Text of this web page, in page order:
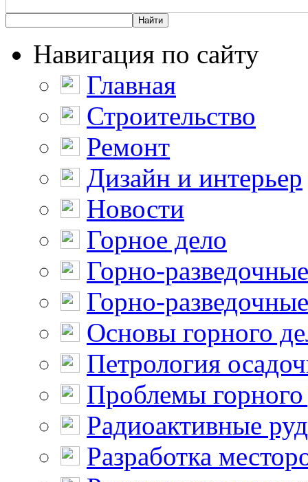
Навигация по сайту
Главная
Строительство
Ремонт
Дизайн и интерьер
Новости
Горное дело
Горно-
Горно-
Основы горного
Петрология
Проблемы горного
Радиоактивные
Разработка